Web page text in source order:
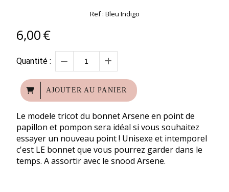
Ref : Bleu Indigo
6,00€
Quantité :
AJOUTER AU PANIER
Le modele tricot du bonnet Arsene en point de
papillon et pompon sera idéal si vous souhaitez
essayer un nouveau point ! Unisexe et intemporel
c'est LE bonnet que vous pourrez garder dans le
temps. A assortir avec le snood Arsene.